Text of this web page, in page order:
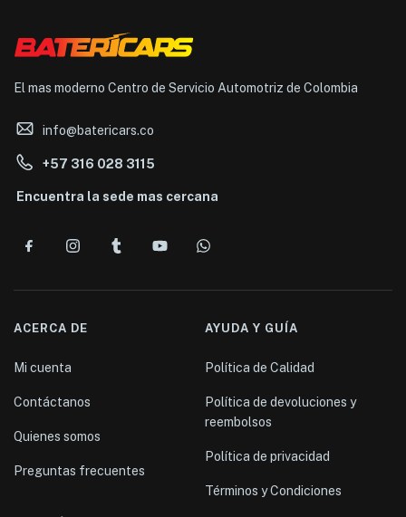
El mas moderno Centro de Servicio Automotriz de Colombia
info@batericars.co
+57 316 028 3115
Encuentra la sede mas cercana
ACERCA DE
Mi cuenta
Contáctanos
Quienes somos
Preguntas frecuentes
AYUDA Y GUÍA
Política de Calidad
Política de devoluciones y
reembolsos
Política de privacidad
Términos y Condiciones